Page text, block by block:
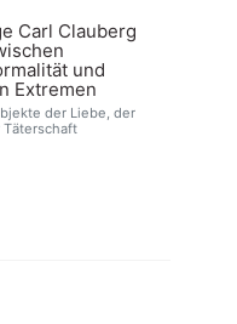
Carl Clauberg
und
Extremen
der Liebe, der